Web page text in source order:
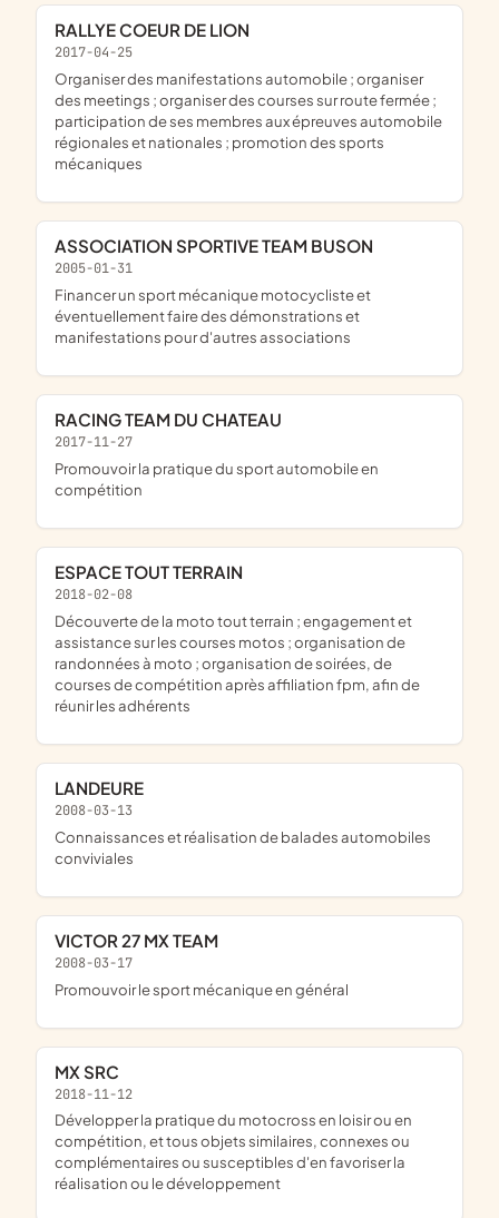
RALLYE COEUR DE LION
2017-04-25
organiser des manifestations automobile ; organiser
des meetings ; organiser des courses sur route fermée ;
participation de ses membres aux épreuves automobile
régionales et nationales ; promotion des sports
mécaniques
ASSOCIATION SPORTIVE TEAM BUSON
2005-01-31
financer un sport mécanique motocycliste et
éventuellement faire des démonstrations et
manifestations pour d'autres associations
RACING TEAM DU CHATEAU
2017-11-27
promouvoir la pratique du sport automobile en
compétition
ESPACE TOUT TERRAIN
2018-02-08
découverte de la moto tout terrain ; engagement et
assistance sur les courses motos ; organisation de
randonnées à moto ; organisation de soirées, de
courses de compétition après affiliation fpm, afin de
réunir les adhérents
LANDEURE
2008-03-13
connaissances et réalisation de balades automobiles
conviviales
VICTOR 27 MX TEAM
2008-03-17
promouvoir le sport mécanique en général
MX SRC
2018-11-12
développer la pratique du motocross en loisir ou en
compétition, et tous objets similaires, connexes ou
complémentaires ou susceptibles d'en favoriser la
réalisation ou le développement